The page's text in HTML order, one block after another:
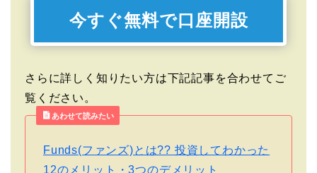
今すぐ無料で口座開設
さらに詳しく知りたい方は下記記事を合わせてご
覧ください。
あわせて読みたい
Funds(ファンズ)とは?? 投資してわかった
12のメリット・3つのデメリット